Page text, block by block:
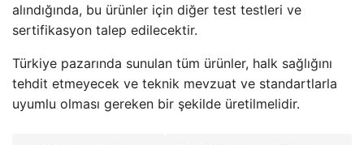
alındığında, bu ürünler için diğer test testleri ve
sertifikasyon talep edilecektir.
Türkiye pazarında sunulan tüm ürünler, halk sağlığını
tehdit etmeyecek ve teknik mevzuat ve standartlarla
uyumlu olması gereken bir şekilde üretilmelidir.